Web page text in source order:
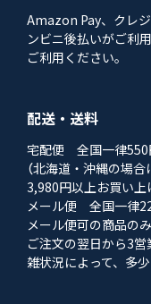
Amazon Pay、クレ
ンビニ後払いがご利
ご利用ください。
配送・送料
宅配便 全国一律550
（北海道・沖縄の場合
3,980円以上お買い上
メール便 全国一律
メール便可の商品のみ
ご注文の翌日から3
雑状況によって、多